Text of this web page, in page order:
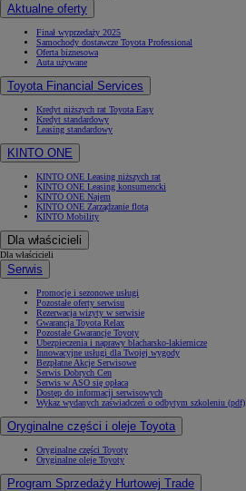
Aktualne oferty
Finał wyprzedaży 2025
Samochody dostawcze Toyota Professional
Oferta biznesowa
Auta używane
Toyota Financial Services
Kredyt niższych rat Toyota Easy
Kredyt standardowy
Leasing standardowy
KINTO ONE
KINTO ONE Leasing niższych rat
KINTO ONE Leasing konsumencki
KINTO ONE Najem
KINTO ONE Zarządzanie flotą
KINTO Mobility
Dla właścicieli
Dla właścicieli
Serwis
Promocje i sezonowe usługi
Pozostałe oferty serwisu
Rezerwacja wizyty w serwisie
Gwarancja Toyota Relax
Pozostałe Gwarancje Toyoty
Ubezpieczenia i naprawy blacharsko-lakiernicze
Innowacyjne usługi dla Twojej wygody
Bezpłatne Akcje Serwisowe
Serwis Dobrych Cen
Serwis w ASO się opłaca
Dostęp do informacji serwisowych
Wykaz wydanych zaświadczeń o odbytym szkoleniu (pdf)
Oryginalne części i oleje Toyota
Oryginalne części Toyoty
Oryginalne oleje Toyoty
Program Sprzedaży Hurtowej Trade